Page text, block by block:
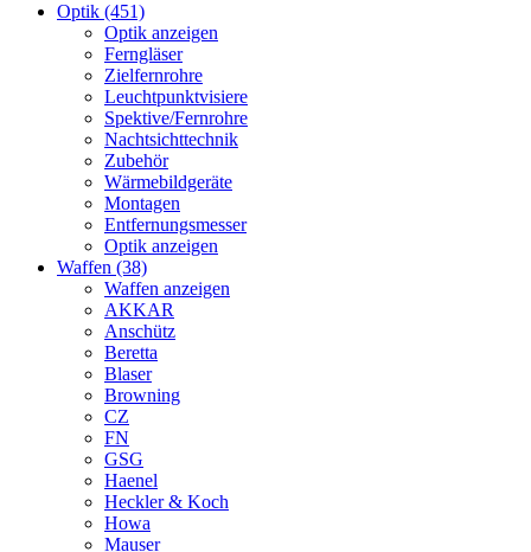
Optik (451)
Optik anzeigen
Ferngläser
Zielfernrohre
Leuchtpunktvisiere
Spektive/Fernrohre
Nachtsichttechnik
Zubehör
Wärmebildgeräte
Montagen
Entfernungsmesser
Optik anzeigen
Waffen (38)
Waffen anzeigen
AKKAR
Anschütz
Beretta
Blaser
Browning
CZ
FN
GSG
Haenel
Heckler & Koch
Howa
Mauser